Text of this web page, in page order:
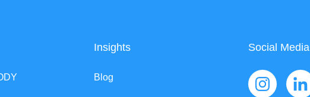
Insights
Blog
Social Media